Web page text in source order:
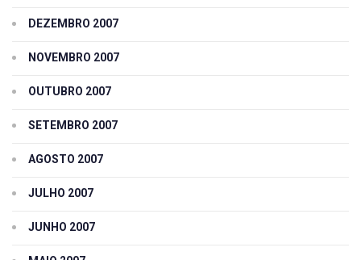
DEZEMBRO 2007
NOVEMBRO 2007
OUTUBRO 2007
SETEMBRO 2007
AGOSTO 2007
JULHO 2007
JUNHO 2007